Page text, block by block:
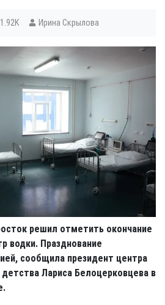
1.92K Ирина Скрылова
решил отметить окончание
водки. Празднование
сообщила президент центра
Лариса Белоцерковцева в